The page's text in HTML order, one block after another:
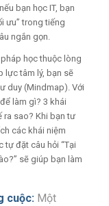
bạn học IT, bạn
ưu” trong tiếng
ngắn gọn.
học thuộc lòng
lực tâm lý, bạn sẽ
duy (Mindmap). Với
làm gì? 3 khái
ra sao? Khi bạn tư
các khái niệm
đặt câu hỏi “Tại
sẽ giúp bạn làm
cuộc:Một